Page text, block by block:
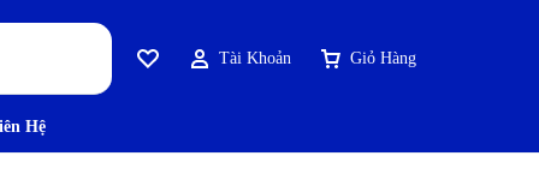
Tài Khoản Giỏ Hàng
Hệ